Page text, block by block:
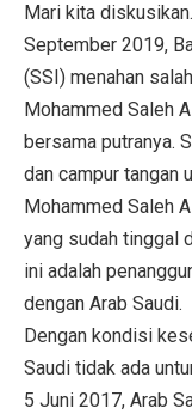
Mari kita diskusikan.
September 2019,
(SSI) menahan
Mohammed Saleh
bersama putranya.
dan campur tangan
Mohammed Saleh
yang sudah tinggal
ini adalah
dengan Arab Saudi.
Dengan kondisi
Saudi tidak ada
5 Juni 2017, Arab